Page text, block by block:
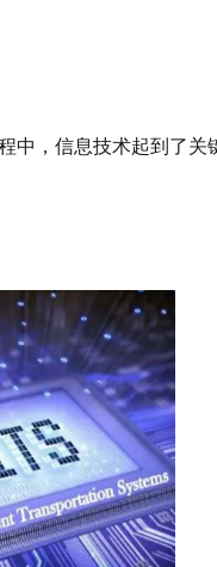
中，信息技术起到了关